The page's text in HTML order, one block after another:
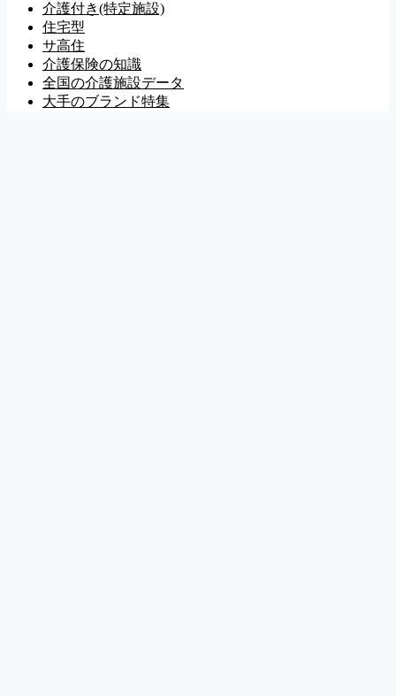
介護付き(特定施設)
住宅型
サ高住
介護保険の知識
全国の介護施設データ
大手のブランド特集